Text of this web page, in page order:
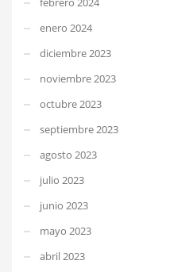
enero 2024
diciembre 2023
noviembre 2023
octubre 2023
septiembre 2023
agosto 2023
julio 2023
junio 2023
mayo 2023
abril 2023